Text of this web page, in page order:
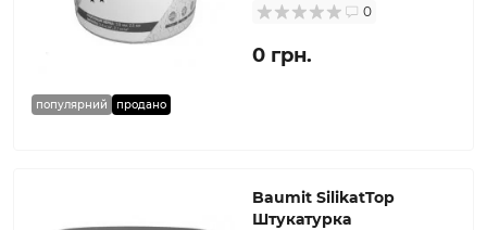
популярний продано
0
0 грн.
Baumit SilikatTop
Штукатурка